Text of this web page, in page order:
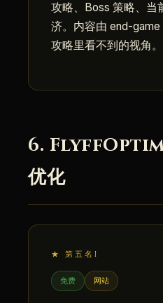
攻略、Boss 策略、当
济。内容由 end-
攻略里看不到的视角。
6.
优化
★ 第五名I
免费 网站